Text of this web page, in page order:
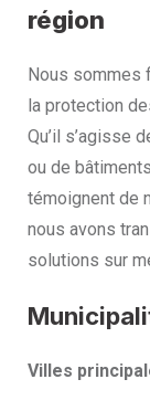
région
Nous sommes
la protection
Qu’il s’agisse
ou de
témoignent de
nous avons
solutions sur
Villes